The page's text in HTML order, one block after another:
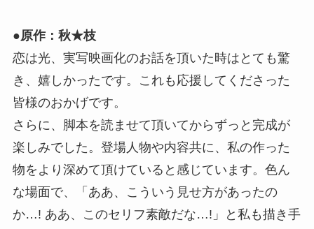
●原作：秋★枝
恋は光、実写映画化のお話を頂いた時はとても驚
き、嬉しかったです。これも応援してくださった
皆様のおかげです。
さらに、脚本を読ませて頂いてからずっと完成が
楽しみでした。登場人物や内容共に、私の作った
物をより深めて頂けていると感じています。色ん
な場面で、「ああ、こういう見せ方があったの
か…! ああ、このセリフ素敵だな…!」と私も描き手